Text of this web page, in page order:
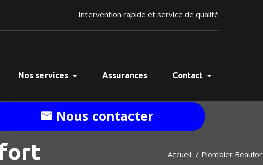
Intervention rapide et service de qualité
Nos services Assurances Contact
Nous contacter
Accueil Plombier